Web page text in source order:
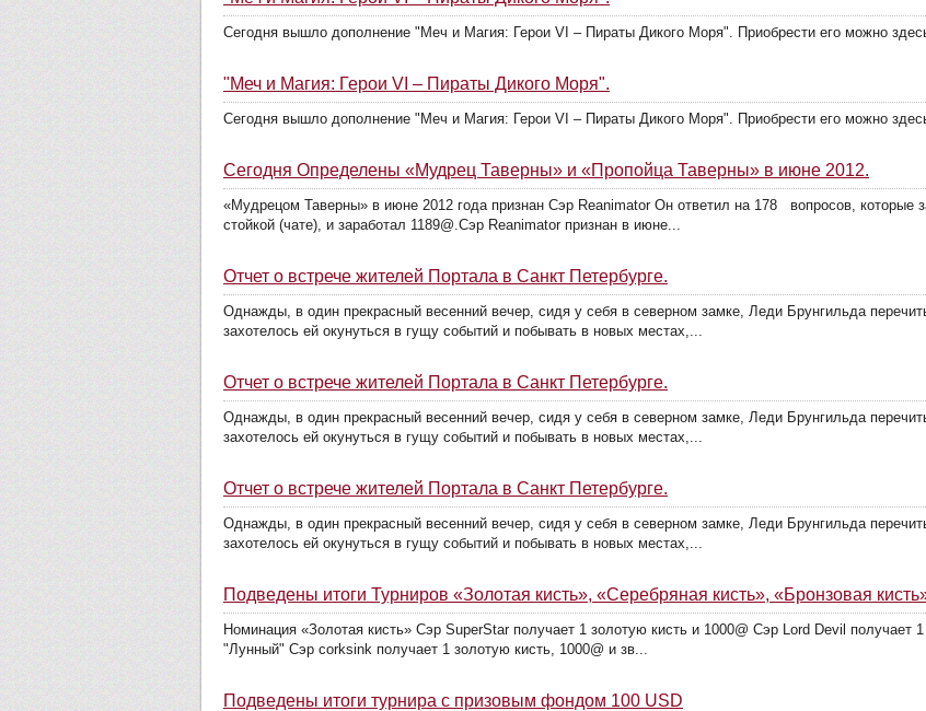
Сегодня вышло дополнение "Меч и Магия: Герои VI – Пираты Дикого Моря". Приобрести его можно
"Меч и Магия: Герои VI – Пираты Дикого Моря".
Сегодня вышло дополнение "Меч и Магия: Герои VI – Пираты Дикого Моря". Приобрести его можно
Сегодня Определены «Мудрец Таверны» и «Пропойца Таверны» в июне 2012.
«Мудрецом Таверны» в июне 2012 года признан Сэр Reanimator Он ответил на 178 вопросов,
стойкой (чате), и заработал 1189@.Сэр Reanimator признан в июне...
Отчет о встрече жителей Портала в Санкт Петербурге.
Однажды, в один прекрасный весенний вечер, сидя у себя в северном замке, Леди Брунгильда
захотелось ей окунуться в гущу событий и побывать в новых местах,...
Отчет о встрече жителей Портала в Санкт Петербурге.
Однажды, в один прекрасный весенний вечер, сидя у себя в северном замке, Леди Брунгильда
захотелось ей окунуться в гущу событий и побывать в новых местах,...
Отчет о встрече жителей Портала в Санкт Петербурге.
Однажды, в один прекрасный весенний вечер, сидя у себя в северном замке, Леди Брунгильда
захотелось ей окунуться в гущу событий и побывать в новых местах,...
Подведены итоги Турниров «Золотая кисть», «Серебряная кисть», «Бронзовая
Номинация «Золотая кисть» Сэр SuperStar получает 1 золотую кисть и 1000@ Сэр Lord Devil получает
"Лунный" Сэр corksink получает 1 золотую кисть, 1000@ и зв...
Подведены итоги турнира с призовым фондом 100 USD